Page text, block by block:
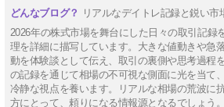
リアルなデイトレ記録と鋭い市
2026年の株式市場を舞台にした日々の取引記録
理を詳細に描写しています。大きな値動きや急
動を体験談として伝え、取引の裏側や思考過程
の記録を通じて相場の不可視な側面に光を当て
冷静な視点を養います。リアルな相場の荒波に
方にとって、頼りになる情報源となるでしょう。